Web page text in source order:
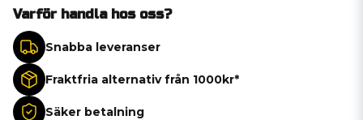
Varför handla hos oss?
Snabba leveranser
Fraktfria alternativ från 1000kr*
Säker betalning